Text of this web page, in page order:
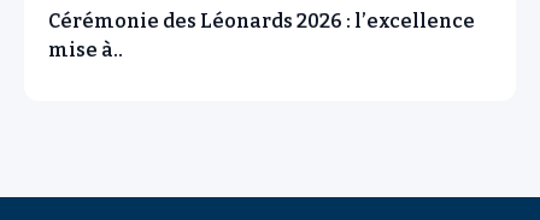
Cérémonie des Léonards 2026 : l’excellence
mise à..